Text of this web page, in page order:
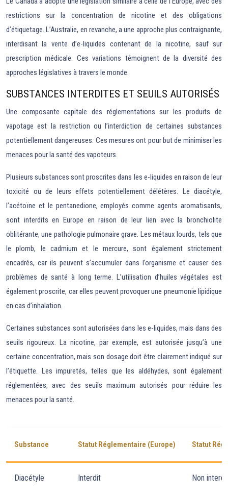
restrictions sur la concentration de nicotine et des obligations
d’étiquetage. L’Australie, en revanche, a une approche plus contraignante,
interdisant la vente d’e-liquides contenant de la nicotine, sauf sur
prescription médicale. Ces variations témoignent de la diversité des
approches législatives à travers le monde.
SUBSTANCES INTERDITES ET SEUILS AUTORISÉS
Une composante capitale des réglementations sur les produits de
vapotage est la restriction ou l’interdiction de certaines substances
potentiellement dangereuses. Ces mesures ont pour but de minimiser les
menaces pour la santé des vapoteurs.
Plusieurs substances sont proscrites dans les e-liquides en raison de leur
toxicité ou de leurs effets potentiellement délétères. Le diacétyle,
l’acétoïne et le pentanedione, employés comme agents aromatisants,
sont interdits en Europe en raison de leur lien avec la bronchiolite
oblitérante, une pathologie pulmonaire grave. Les métaux lourds, tels que
le plomb, le cadmium et le mercure, sont également strictement
encadrés, car ils peuvent s’accumuler dans l’organisme et causer des
problèmes de santé à long terme. L’utilisation d’huiles végétales est
également proscrite, car elles peuvent provoquer une pneumonie lipidique
en cas d’inhalation.
Certaines substances sont autorisées dans les e-liquides, mais dans des
seuils rigoureux. La nicotine, par exemple, est autorisée jusqu’à une
certaine concentration, mais son dosage doit être clairement indiqué sur
l’étiquette. Les impuretés, telles que les aldéhydes, sont également
réglementées, avec des seuils maximum autorisés pour réduire les
menaces pour la santé.
Substance Statut Réglementaire (Europe) Statut
Diacétyle Interdit Non